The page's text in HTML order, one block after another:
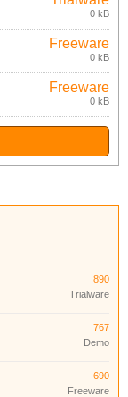
0 kB
Freeware
0 kB
Freeware
0 kB
890
Trialware
767
Demo
690
Freeware